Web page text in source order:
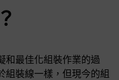
和最佳化組裝作業的過
組裝線一樣，但現今的組